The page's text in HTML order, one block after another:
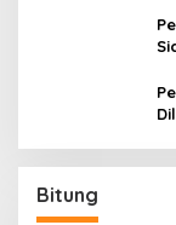
Bitung